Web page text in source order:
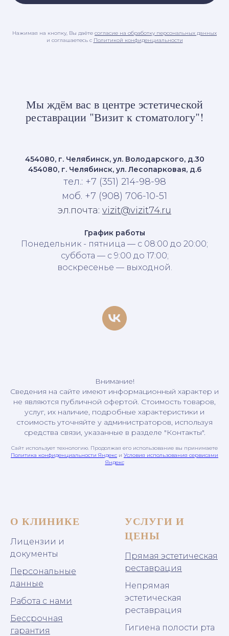
Нажимая на кнопку, Вы даёте согласие на обработку персональных данных
и соглашаетесь c Политикой конфиденциальности
Мы ждём вас в центре эстетической
реставрации "Визит к стоматологу"!
454080, г. Челябинск, ул. Володарского, д.30
454080, г. Челябинск, ул. Лесопарковая, д.6
тел.: +7 (351) 214-98-98
моб. +7 (908) 706-10-51
эл.почта: vizit@vizit74.ru
График работы
Понедельник - пятница — с 08:00 до 20:00;
суббота — с 9:00 до 17:00;
воскресенье — выходной.
Внимание!
Сведения на сайте имеют информационный характер и
не являются публичной офертой. Стоимость товаров,
услуг, их наличие, подробные характеристики и
стоимость уточняйте у администраторов, используя
средства связи, указанные в разделе "Контакты".
Сайт использует технологию. Продолжая его использование вы принимаете
Политика конфиденциальности Яндекс и Условия использования сервисами
Яндекс
О КЛИНИКЕ
Лицензии и
документы
Персональные
данные
Работа с нами
Бессрочная
гарантия
УСЛУГИ И
ЦЕНЫ
Прямая эстетическая
реставрация
Непрямая
эстетическая
реставрация
Гигиена полости рта